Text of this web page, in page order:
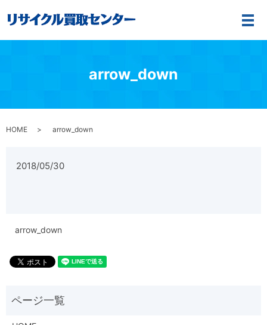
メ
arrow_down
HOME arrow_down
2018/05/30
arrow_down